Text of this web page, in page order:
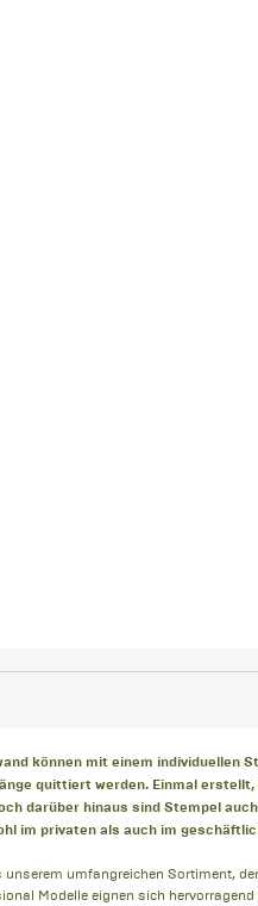
können mit einem individuellen
quittiert werden. Einmal
darüber hinaus sind Stempel
im privaten als auch im
unserem umfangreichen Sortiment,
Modelle eignen sich